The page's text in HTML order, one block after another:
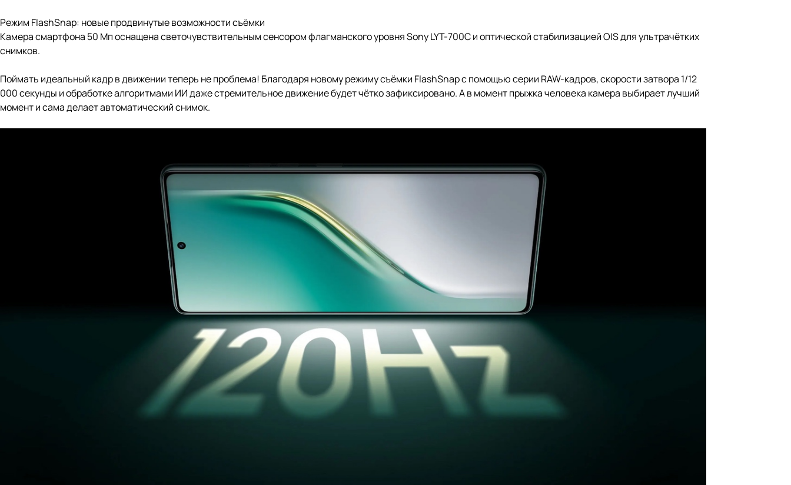
Режим FlashSnap: новые продвинутые возможности съёмки
Камера смартфона 50 Мп оснащена светочувствительным сенсором флагманского уровня Sony LYT-700C и оптической стабилизацией OIS для ультрачётких
снимков.
Поймать идеальный кадр в движении теперь не проблема! Благодаря новому режиму съёмки FlashSnap с помощью серии RAW-кадров, скорости затвора 1/12
000 секунды и обработке алгоритмами ИИ даже стремительное движение будет чётко зафиксировано. А в момент прыжка человека камера выбирает лучший
момент и сама делает автоматический снимок.